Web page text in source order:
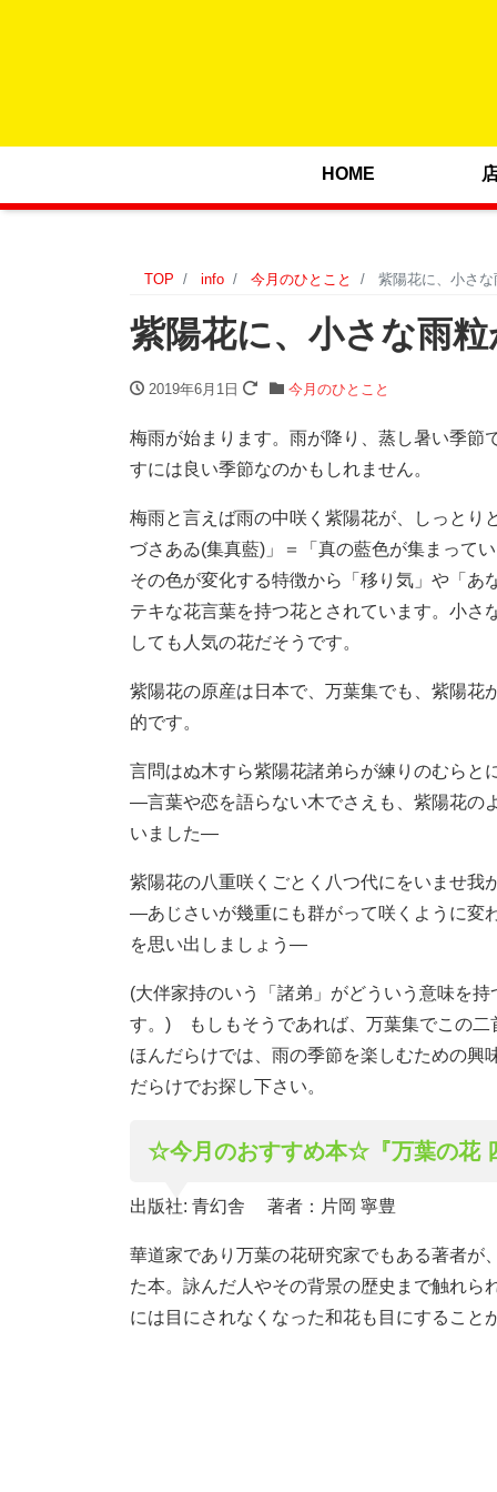
HOME
TOP info 今月のひとこと 紫陽花に、小さ
紫陽花に、小さな雨
2019年6月1日 今月のひとこと
梅雨が始まります。雨が降り、蒸し暑い季節
すには良い季節なのかもしれません。
梅雨と言えば雨の中咲く紫陽花が、しっとり
づさあゐ(集真藍)」＝「真の藍色が集まって
その色が変化する特徴から「移り気」や「
テキな花言葉を持つ花とされています。小さ
しても人気の花だそうです。
紫陽花の原産は日本で、万葉集でも、紫陽花
的です。
言問はぬ木すら紫陽花諸弟らが練りのむらと
—言葉や恋を語らない木でさえも、紫陽花の
いました—
紫陽花の八重咲くごとく八つ代にをいませ我
—あじさいが幾重にも群がって咲くように変
を思い出しましょう—
(大伴家持のいう「諸弟」がどういう意味を
す。) もしもそうであれば、万葉集でこの二
ほんだらけでは、雨の季節を楽しむための
だらけでお探し下さい。
☆今月のおすすめ本☆『万葉の花
出版社: 青幻舎 著者：片岡 寧豊
華道家であり万葉の花研究家でもある著者が
た本。詠んだ人やその背景の歴史まで触れ
には目にされなくなった和花も目にするこ